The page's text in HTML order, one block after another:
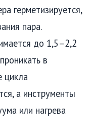
герметизируется,
пара.
до 1,5–2,2
в
цикла
а инструменты
или нагрева